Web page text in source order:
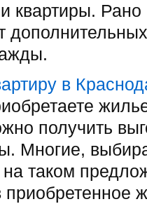
квартиры.
в
получить
Многие,
таком
приобретенное